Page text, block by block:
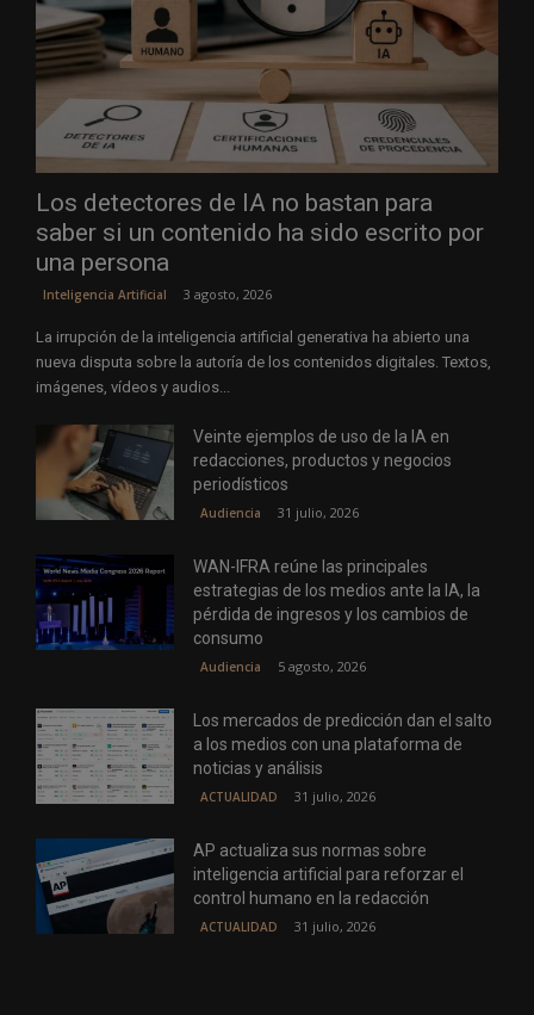
Los detectores de IA no bastan para
saber si un contenido ha sido escrito por
una persona
Inteligencia Artificial 3 agosto, 2026
La irrupción de la inteligencia artificial generativa ha abierto una
nueva disputa sobre la autoría de los contenidos digitales. Textos,
imágenes, vídeos y audios...
Veinte ejemplos de uso de la IA en
redacciones, productos y negocios
periodísticos
Audiencia 31 julio, 2026
WAN-IFRA reúne las principales
estrategias de los medios ante la IA, la
pérdida de ingresos y los cambios de
consumo
Audiencia 5 agosto, 2026
Los mercados de predicción dan el salto
a los medios con una plataforma de
noticias y análisis
ACTUALIDAD 31 julio, 2026
AP actualiza sus normas sobre
inteligencia artificial para reforzar el
control humano en la redacción
ACTUALIDAD 31 julio, 2026